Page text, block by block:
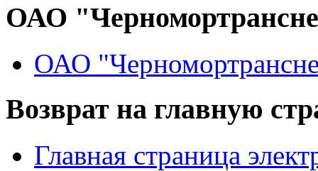
ОАО
ОАО
Возврат на главную
Главная страница